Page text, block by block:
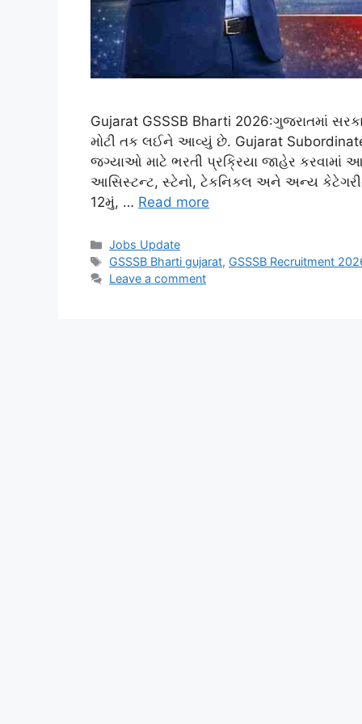
Gujarat GSSSB Bharti 2026:ગુજરાતમાં
મોટી તક લઈને આવ્યું છે. Gujarat Subordinate
જગ્યાઓ માટે ભરતી પ્રક્રિયા જાહેર કરવામાં
આસિસ્ટન્ટ, સ્ટેનો, ટેકનિકલ અને અન્ય
12મું, … Read more
Categories
Jobs Update
Tags
GSSSB Bharti gujarat, GSSSB Recruitment
Leave a comment